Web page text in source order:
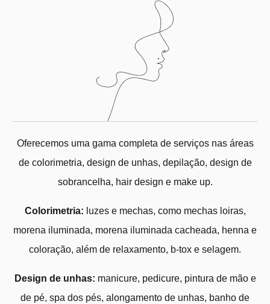
Oferecemos uma gama completa de serviços nas áreas
de colorimetria, design de unhas, depilação, design de
sobrancelha, hair design e make up.
Colorimetria: luzes e mechas, como mechas loiras,
morena iluminada, morena iluminada cacheada, henna e
coloração, além de relaxamento, b-tox e selagem.
Design de unhas: manicure, pedicure, pintura de mão e
de pé, spa dos pés, alongamento de unhas, banho de